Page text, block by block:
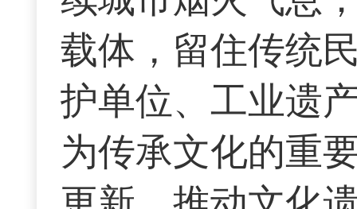
载体，留住传统
护单位、工业遗
为传承文化的重